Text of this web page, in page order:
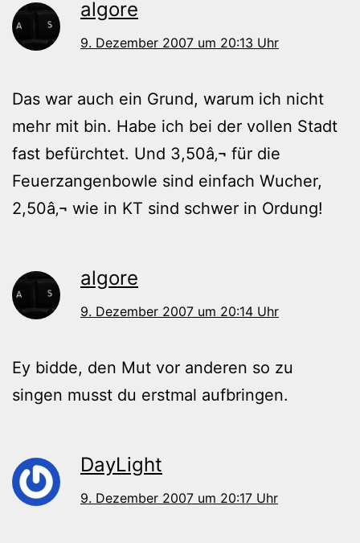
algore
9. Dezember 2007 um 20:13 Uhr
Das war auch ein Grund, warum ich nicht
mehr mit bin. Habe ich bei der vollen Stadt
fast befürchtet. Und 3,50â‚¬ für die
Feuerzangenbowle sind einfach Wucher,
2,50â‚¬ wie in KT sind schwer in Ordung!
algore
9. Dezember 2007 um 20:14 Uhr
Ey bidde, den Mut vor anderen so zu
singen musst du erstmal aufbringen.
DayLight
9. Dezember 2007 um 20:17 Uhr